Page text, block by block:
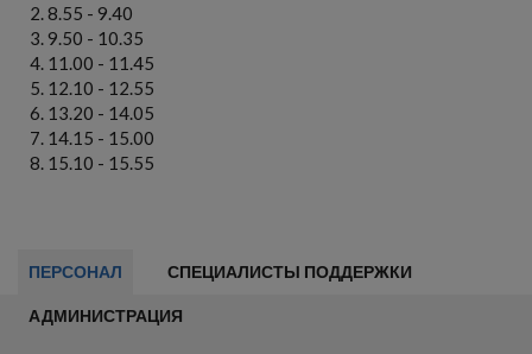
8.55 - 9.40
9.50 - 10.35
11.00 - 11.45
12.10 - 12.55
13.20 - 14.05
14.15 - 15.00
15.10 - 15.55
ПЕРСОНАЛ СПЕЦИАЛИСТЫ ПОДДЕРЖКИ
АДМИНИСТРАЦИЯ